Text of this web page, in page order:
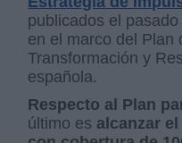
publicados el
en el marco del Plan
Transformación y
española.
Respecto al Plan
último es alcanzar